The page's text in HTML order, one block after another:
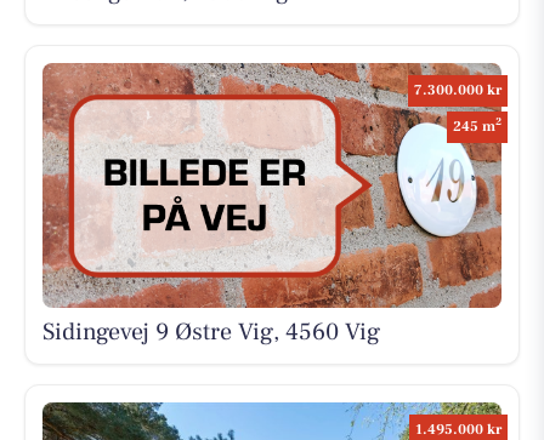
7.300.000 kr
245 m2
Sidingevej 9 Østre Vig, 4560 Vig
1.495.000 kr